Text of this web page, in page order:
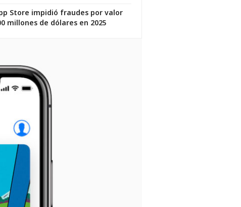
Store impidió fraudes por valor
millones de dólares en 2025